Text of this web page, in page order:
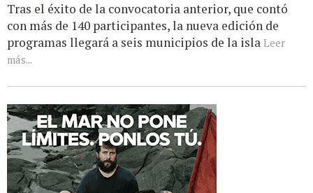
Tras el éxito de la convocatoria anterior, que contó
con más de 140 participantes, la nueva edición de
programas llegará a seis municipios de la isla Leer
más...